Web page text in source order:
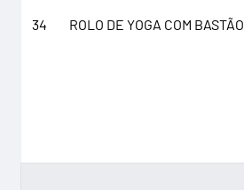
34 ROLO DE YOGA COM BASTÃO